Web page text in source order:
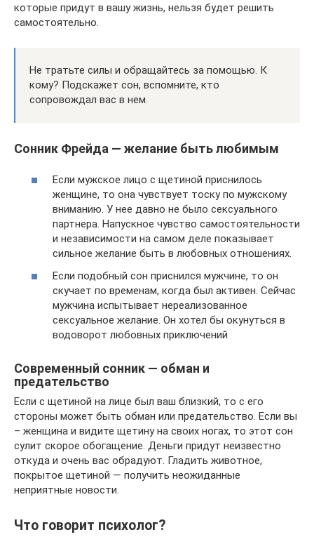
которые придут в вашу жизнь, нельзя будет решить
самостоятельно.
Не тратьте силы и обращайтесь за помощью. К
кому? Подскажет сон, вспомните, кто
сопровождал вас в нем.
Сонник Фрейда — желание быть любимым
Если мужское лицо с щетиной приснилось
женщине, то она чувствует тоску по мужскому
вниманию. У нее давно не было сексуального
партнера. Напускное чувство самостоятельности
и независимости на самом деле показывает
сильное желание быть в любовных отношениях.
Если подобный сон приснился мужчине, то он
скучает по временам, когда был активен. Сейчас
мужчина испытывает нереализованное
сексуальное желание. Он хотел бы окунуться в
водоворот любовных приключений
Современный сонник — обман и
предательство
Если с щетиной на лице был ваш близкий, то с его
стороны может быть обман или предательство. Если вы
– женщина и видите щетину на своих ногах, то этот сон
сулит скорое обогащение. Деньги придут неизвестно
откуда и очень вас обрадуют. Гладить животное,
покрытое щетиной — получить неожиданные
неприятные новости.
Что говорит психолог?